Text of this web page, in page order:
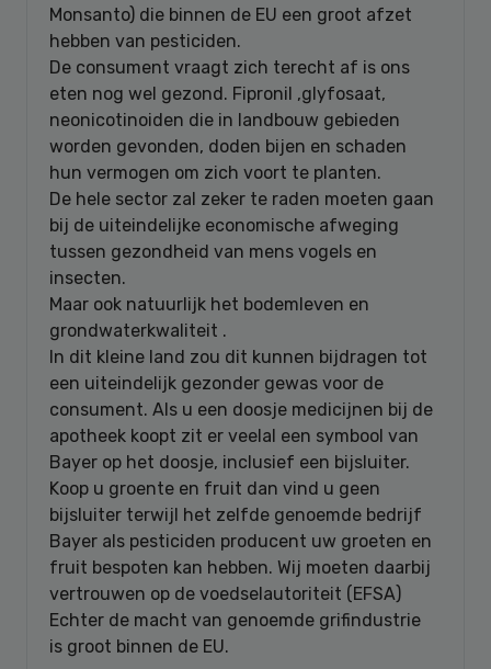
Monsanto) die binnen de EU een groot afzet
hebben van pesticiden.
De consument vraagt zich terecht af is ons
eten nog wel gezond. Fipronil ,glyfosaat,
neonicotinoiden die in landbouw gebieden
worden gevonden, doden bijen en schaden
hun vermogen om zich voort te planten.
De hele sector zal zeker te raden moeten gaan
bij de uiteindelijke economische afweging
tussen gezondheid van mens vogels en
insecten.
Maar ook natuurlijk het bodemleven en
grondwaterkwaliteit .
In dit kleine land zou dit kunnen bijdragen tot
een uiteindelijk gezonder gewas voor de
consument. Als u een doosje medicijnen bij de
apotheek koopt zit er veelal een symbool van
Bayer op het doosje, inclusief een bijsluiter.
Koop u groente en fruit dan vind u geen
bijsluiter terwijl het zelfde genoemde bedrijf
Bayer als pesticiden producent uw groeten en
fruit bespoten kan hebben. Wij moeten daarbij
vertrouwen op de voedselautoriteit (EFSA)
Echter de macht van genoemde grifindustrie
is groot binnen de EU.